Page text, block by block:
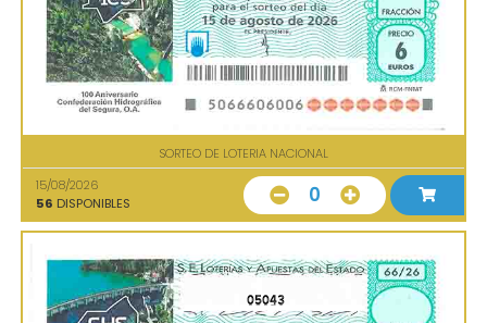
SORTEO DE LOTERIA NACIONAL
15/08/2026
56 DISPONIBLES 0
05043